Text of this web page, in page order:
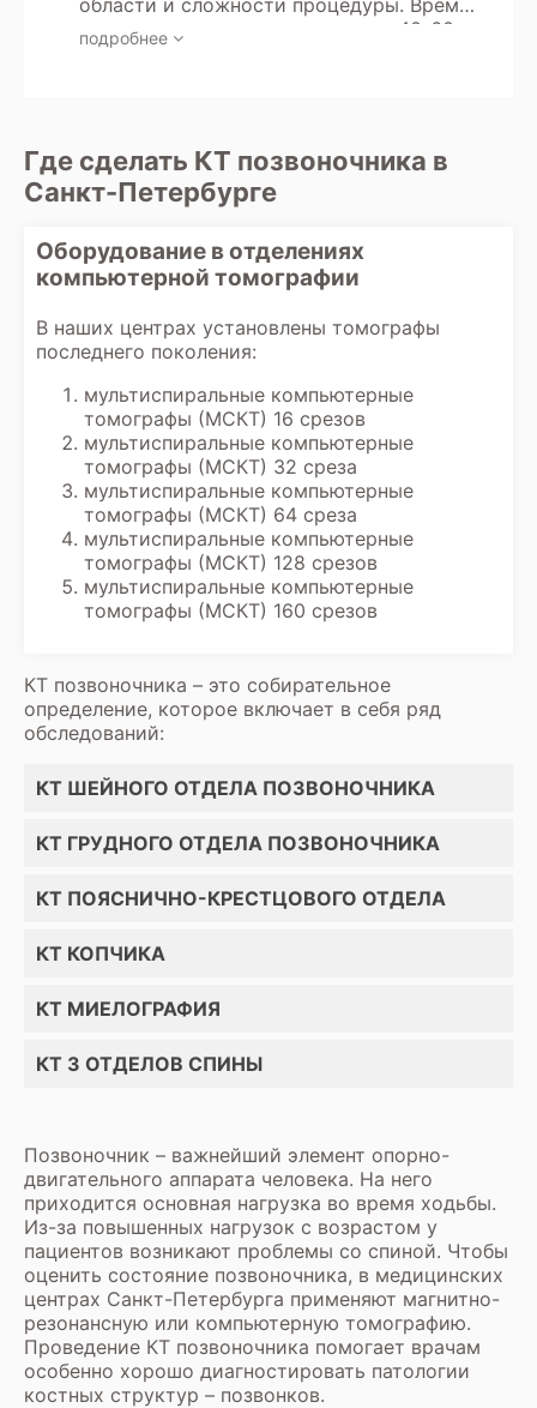
разработки оптимального плана лечения
на основе всех имеющихся данных,
излучение.
как свинцовые фартуки и
рентгенозащитные покрытия, и
сканирования увеличивается до 40-60
минут, если используется протокол КТ с
распечатанных снимков и заключения на
руки или через электронную почту, в
зависимости от организации работы
возможна консультация с врачом-
диагностом для разъяснения
результатов.
подробнее
Где сделать КТ позвоночника в
Санкт-Петербурге
Оборудование в отделениях
компьютерной томографии
В наших центрах установлены томографы
последнего поколения:
мультиспиральные компьютерные
томографы (МСКТ) 16 срезов
мультиспиральные компьютерные
томографы (МСКТ) 32 среза
мультиспиральные компьютерные
томографы (МСКТ) 64 среза
мультиспиральные компьютерные
томографы (МСКТ) 128 срезов
мультиспиральные компьютерные
томографы (МСКТ) 160 срезов
КТ позвоночника – это собирательное
определение, которое включает в себя ряд
обследований:
КТ ШЕЙНОГО ОТДЕЛА ПОЗВОНОЧНИКА
КТ ГРУДНОГО ОТДЕЛА ПОЗВОНОЧНИКА
КТ ПОЯСНИЧНО-КРЕСТЦОВОГО ОТДЕЛА
КТ КОПЧИКА
КТ МИЕЛОГРАФИЯ
КТ 3 ОТДЕЛОВ СПИНЫ
Позвоночник – важнейший элемент опорно-
двигательного аппарата человека. На него
приходится основная нагрузка во время ходьбы.
Из-за повышенных нагрузок с возрастом у
пациентов возникают проблемы со спиной. Чтобы
оценить состояние позвоночника, в медицинских
центрах Санкт-Петербурга применяют магнитно-
резонансную или компьютерную томографию.
Проведение КТ позвоночника помогает врачам
особенно хорошо диагностировать патологии
костных структур – позвонков.